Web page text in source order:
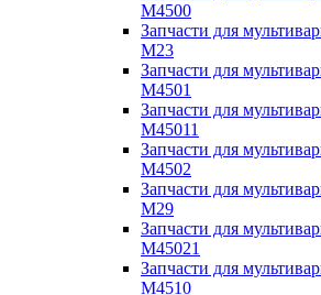
M4500
Запчасти для
M23
Запчасти для
M4501
Запчасти для
M45011
Запчасти для
M4502
Запчасти для
M29
Запчасти для
M45021
Запчасти для
M4510